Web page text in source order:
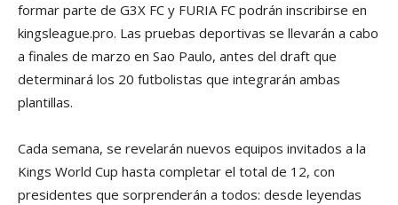
formar parte de G3X FC y FURIA FC podrán inscribirse en
kingsleague.pro. Las pruebas deportivas se llevarán a cabo
a finales de marzo en Sao Paulo, antes del draft que
determinará los 20 futbolistas que integrarán ambas
plantillas.
Cada semana, se revelarán nuevos equipos invitados a la
Kings World Cup hasta completar el total de 12, con
presidentes que sorprenderán a todos: desde leyendas